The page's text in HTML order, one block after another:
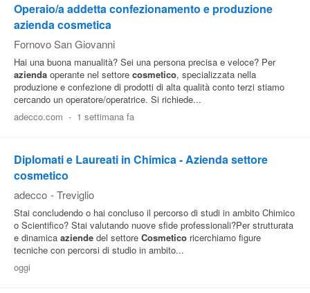
Area
Aziende
Operaio/a addetta confezionamento e produzione
azienda cosmetica
Fornovo San Giovanni
Hai una buona manualità? Sei una persona precisa e veloce? Per
azienda operante nel settore cosmetico, specializzata nella
produzione e confezione di prodotti di alta qualità conto terzi stiamo
cercando un operatore/operatrice. Si richiede...
adecco.com - 1 settimana fa
Diplomati e Laureati in Chimica - Azienda settore
cosmetico
adecco - Treviglio
Stai concludendo o hai concluso il percorso di studi in ambito Chimico
o Scientifico? Stai valutando nuove sfide professionali?Per strutturata
e dinamica aziende del settore Cosmetico ricerchiamo figure
tecniche con percorsi di studio in ambito...
oggi